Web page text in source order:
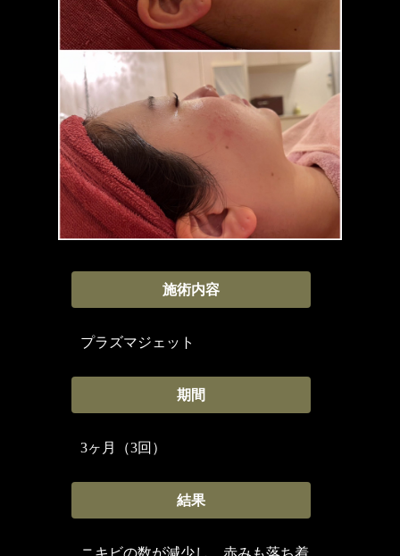
施術内容
プラズマジェット
期間
3ヶ月（3回）
結果